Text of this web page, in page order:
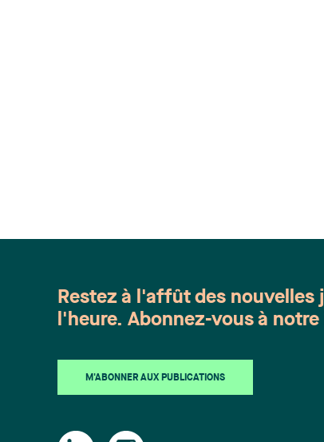
Restez à l'affût des nouvelles
l'heure. Abonnez-vous à
M'ABONNER AUX PUBLICATIONS